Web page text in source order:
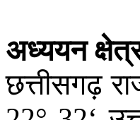
अध्ययन
छत्तीसगढ़